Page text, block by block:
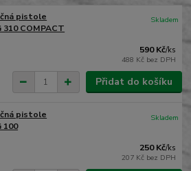
pistole
310 COMPACT
590 Kč/ks
488 Kč bez DPH
Skladem
Přidat do košíku
pistole
100
250 Kč/ks
207 Kč bez DPH
Skladem